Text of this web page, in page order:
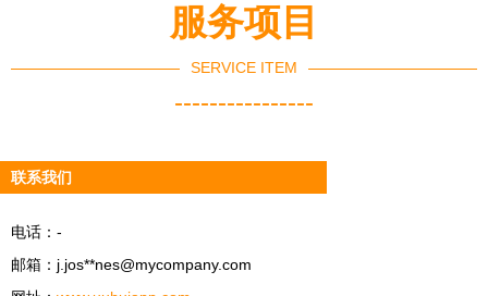
服务项目
SERVICE ITEM
----------------
联系我们
电话：-
邮箱：j.jos**nes@mycompany.com